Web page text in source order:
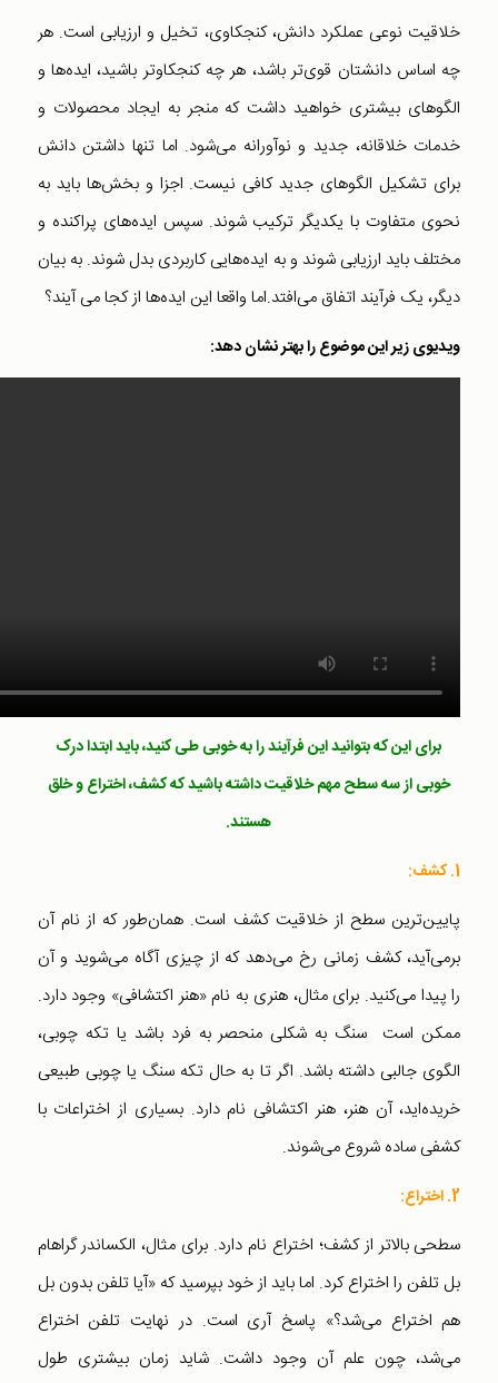
خلاقیت نوعی عملکرد دانش، کنجکاوی، تخیل و ارزیابی است. هر
چه اساس دانشتان قوی‌تر باشد، هر چه کنجکاوتر باشید، ایده‌ها و
الگوهای بیشتری خواهید داشت که منجر به ایجاد محصولات و
خدمات خلاقانه، جدید و نوآورانه می‌شود. اما تنها داشتن دانش
برای تشکیل الگو‌های جدید کافی نیست. اجزا و بخش‌ها باید به
نحوی متفاوت با یکدیگر ترکیب شوند. سپس ایده‌های پراکنده و
مختلف باید ارزیابی شوند و به ایده‌هایی کاربردی بدل شوند. به بیان
دیگر، یک فرآیند اتفاق می‌افتد.اما واقعا این ایده‌ها از کجا می آیند؟
ویدیوی زیر این موضوع را بهتر نشان دهد:
برای این که بتوانید این فرآیند را به خوبی طی کنید، باید ابتدا درک
خوبی از سه سطح مهم خلاقیت داشته باشید که کشف، اختراع و خلق
هستند.
1. کشف:
پایین‌ترین سطح از خلاقیت کشف است. همان‌طور که از نام آن
بر‌می‌آید، کشف زمانی رخ می‌دهد که از چیزی آگاه می‌شوید و آن
را پیدا می‌کنید. برای مثال، هنری به نام «هنر اکتشافی» وجود دارد.
ممکن است سنگ به شکلی منحصر به فرد باشد یا تکه چوبی،
الگوی جالبی داشته باشد. اگر تا به حال تکه سنگ یا چوبی طبیعی
خریده‌اید، آن هنر، هنر اکتشافی نام دارد. بسیاری از اختراعات با
کشفی ساده شروع می‌شوند.
2. اختراع:
سطحی بالاتر از کشف؛ اختراع نام دارد. برای مثال، الکساندر گراهام
بل تلفن را اختراع کرد. اما باید از خود بپرسید که «آیا تلفن بدون بل
هم اختراع می‌شد؟» پاسخ آری است. در نهایت تلفن اختراع
می‌شد، چون علم آن وجود داشت. شاید زمان بیشتری طول